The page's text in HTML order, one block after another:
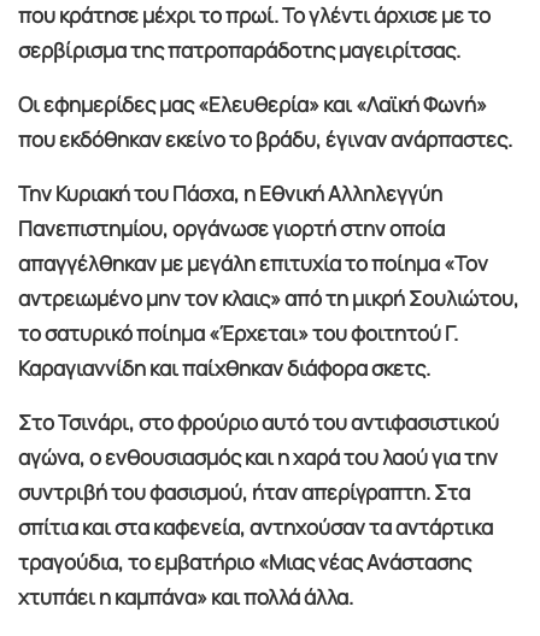
που κράτησε μέχρι το πρωί. Το γλέντι άρχισε με το
σερβίρισμα της πατροπαράδοτης μαγειρίτσας.
Οι εφημερίδες μας «Ελευθερία» και «Λαϊκή Φωνή»
που εκδόθηκαν εκείνο το βράδυ, έγιναν ανάρπαστες.
Την Κυριακή του Πάσχα, η Εθνική Αλληλεγγύη
Πανεπιστημίου, οργάνωσε γιορτή στην οποία
απαγγέλθηκαν με μεγάλη επιτυχία το ποίημα «Τον
αντρειωμένο μην τον κλαις» από τη μικρή Σουλιώτου,
το σατυρικό ποίημα «Έρχεται» του φοιτητού Γ.
Καραγιαννίδη και παίχθηκαν διάφορα σκετς.
Στο Τσινάρι, στο φρούριο αυτό του αντιφασιστικού
αγώνα, ο ενθουσιασμός και η χαρά του λαού για την
συντριβή του φασισμού, ήταν απερίγραπτη. Στα
σπίτια και στα καφενεία, αντηχούσαν τα αντάρτικα
τραγούδια, το εμβατήριο «Μιας νέας Ανάστασης
χτυπάει η καμπάνα» και πολλά άλλα.